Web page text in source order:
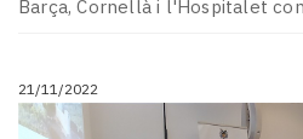
Barça, Cornellà i l'Hospitalet
21/11/2022